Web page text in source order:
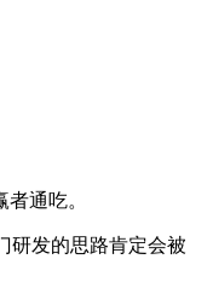
通吃。
研发的思路肯定会被